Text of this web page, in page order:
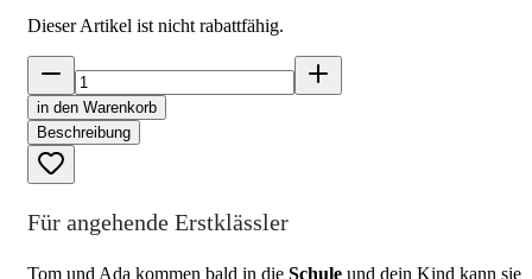
Dieser Artikel ist nicht rabattfähig.
in den Warenkorb
Beschreibung
Für angehende Erstklässler
Tom und Ada kommen bald in die Schule und dein Kind kann sie